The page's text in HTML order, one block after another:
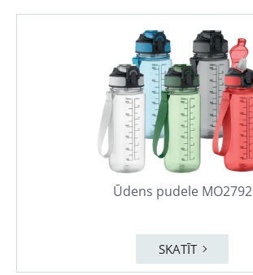
Ūdens pudele MO2792
SKATĪT